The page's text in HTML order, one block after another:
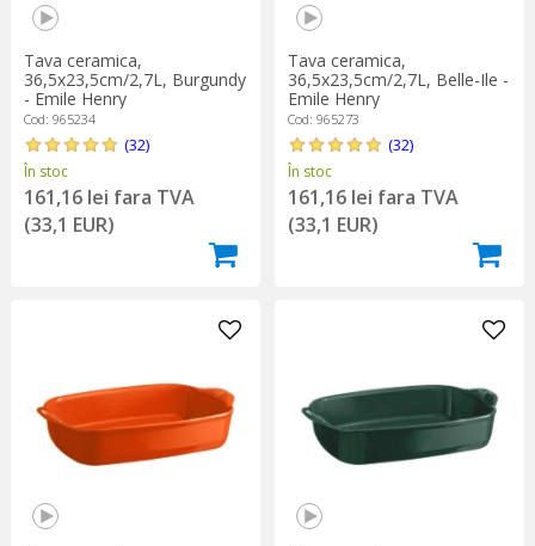
Tava ceramica,
36,5x23,5cm/2,7L, Burgundy
- Emile Henry
Cod: 965234
(32)
În stoc
161,16 lei fara TVA
(33,1 EUR)
Tava ceramica,
36,5x23,5cm/2,7L, Belle-Ile -
Emile Henry
Cod: 965273
(32)
În stoc
161,16 lei fara TVA
(33,1 EUR)